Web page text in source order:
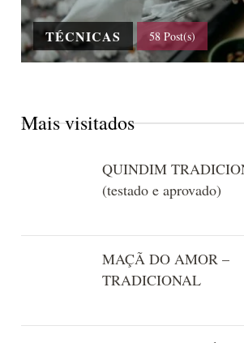
TÉCNICAS 58 Post(s)
Mais visitados
QUINDIM
(testado e aprovado)
MAÇÃ DO AMOR –
TRADICIONAL